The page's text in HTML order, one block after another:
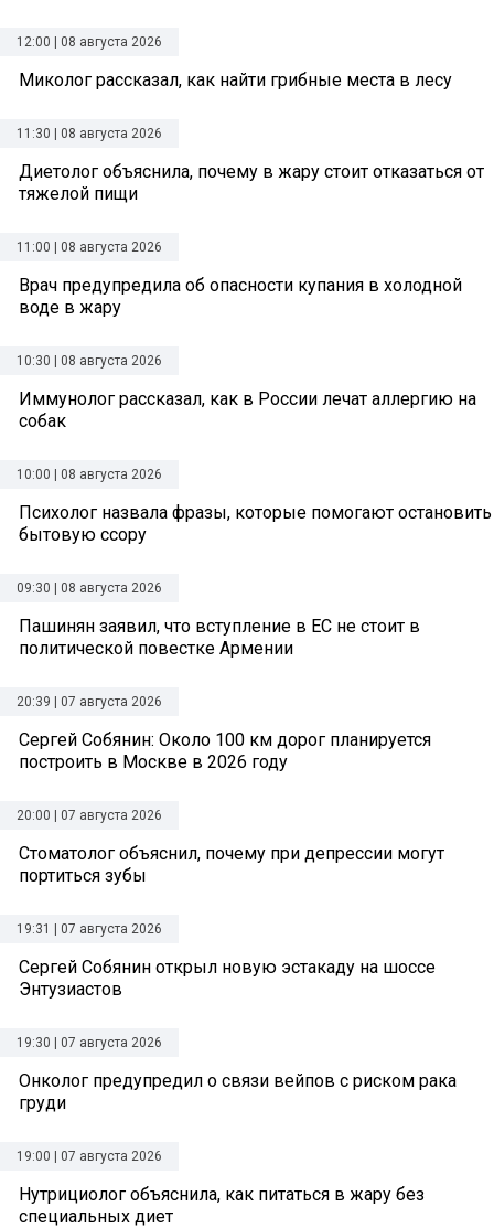
12:00 | 08 августа 2026
Миколог рассказал, как найти грибные места в лесу
11:30 | 08 августа 2026
Диетолог объяснила, почему в жару стоит отказаться от
тяжелой пищи
11:00 | 08 августа 2026
Врач предупредила об опасности купания в холодной
воде в жару
10:30 | 08 августа 2026
Иммунолог рассказал, как в России лечат аллергию на
собак
10:00 | 08 августа 2026
Психолог назвала фразы, которые помогают остановить
бытовую ссору
09:30 | 08 августа 2026
Пашинян заявил, что вступление в ЕС не стоит в
политической повестке Армении
20:39 | 07 августа 2026
Сергей Собянин: Около 100 км дорог планируется
построить в Москве в 2026 году
20:00 | 07 августа 2026
Стоматолог объяснил, почему при депрессии могут
портиться зубы
19:31 | 07 августа 2026
Сергей Собянин открыл новую эстакаду на шоссе
Энтузиастов
19:30 | 07 августа 2026
Онколог предупредил о связи вейпов с риском рака
груди
19:00 | 07 августа 2026
Нутрициолог объяснила, как питаться в жару без
специальных диет